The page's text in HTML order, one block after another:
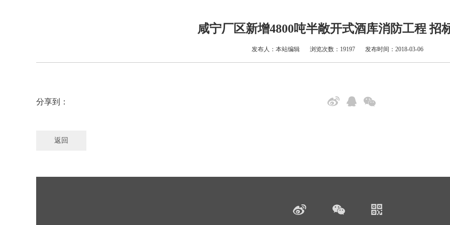
咸宁厂区新增4800吨半敞开式酒库消防工程 招
发布人：本站编辑 浏览次数：19197 发布时间：2018-03-06
分享到：
返回